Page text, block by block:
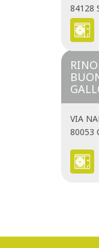
84128
VIA
80053